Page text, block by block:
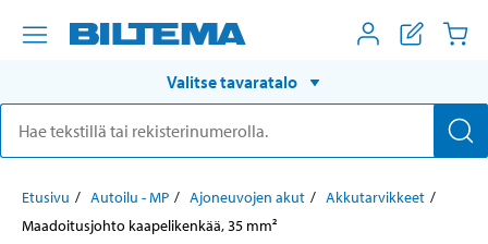
Valitse tavaratalo
Etusivu Autoilu - MP Ajoneuvojen akut
Akkutarvikkeet
Maadoitusjohto kaapelikenkää, 35 mm²